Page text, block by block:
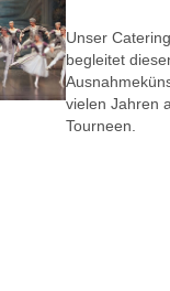
Unser
begleitet
vielen Jahren
Tourneen.